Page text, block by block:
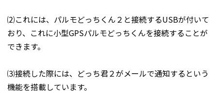
⑵これには、パルモどっちくん２と接続するUSBが付いて
おり、これに小型GPSパルモどっちくんを接続することが
できます。
⑶接続した際には、どっち君２がメールで通知するという
機能を搭載しています。